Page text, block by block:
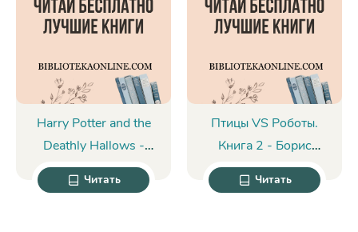
Harry Potter and the
Deathly Hallows -
Джоанн Роулинг
Читать
Птицы VS Роботы.
Книга 2 - Борис
Нукрат
Читать